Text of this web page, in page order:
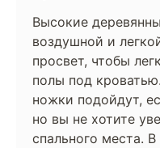
Высокие
воздушной и
просвет, чтобы
полы под
ножки подойдут,
но вы не хотите
спального места.